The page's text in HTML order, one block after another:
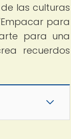
las culturas
para
para una
recuerdos